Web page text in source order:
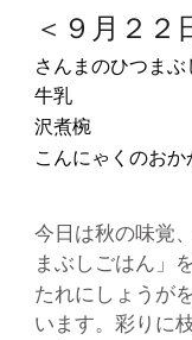
＜９月２２
さんまのひつまぶ
牛乳
沢煮椀
こんにゃくのおか
今日は秋の味覚
まぶしごはん」
たれにしょうが
います。彩りに